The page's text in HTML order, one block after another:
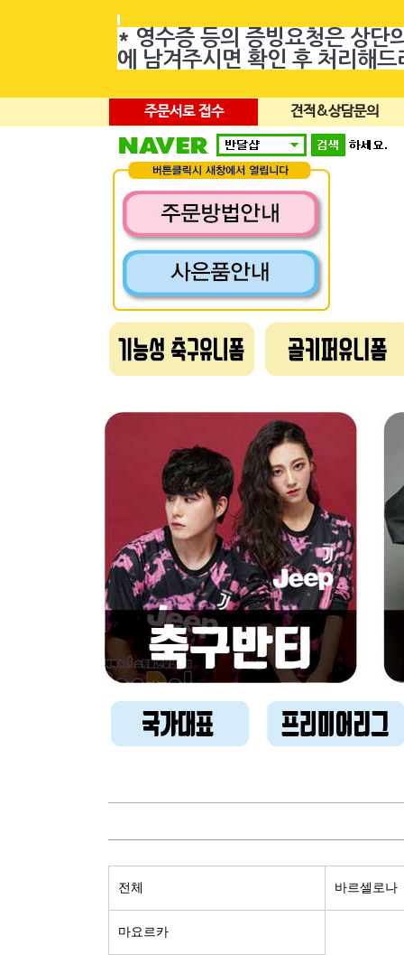
* 영수증 등의 증빙요청은 상단
에 남겨주시면 확인 후 처리해드
주문서로 접수 견적&상담문의
전체 바르셀로나
마요르카